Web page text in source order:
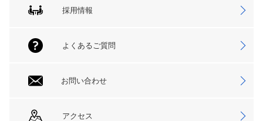
採用情報
よくあるご質問
お問い合わせ
アクセス